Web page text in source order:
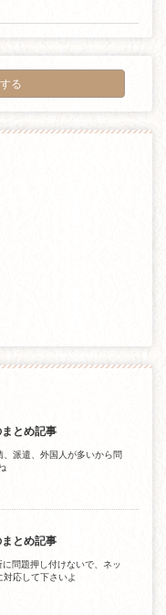
る
とめ記事
派遣、外国人が多いから問
とめ記事
問題押し付けないで、ネッ
応して下さいよ